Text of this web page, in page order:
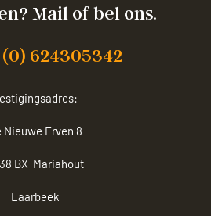
Mail of bel ons.
(0) 624305342
Nieuwe Erven 8
BX Mariahout
Laarbeek